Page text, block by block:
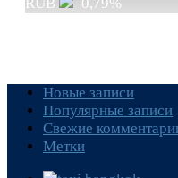
RUB
–0,79%
Новые записи
Популярные записи
Свежие
Метки